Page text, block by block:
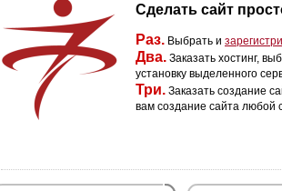
Сделать сайт
Раз. Выбрать и
Два. Заказать хостинг,
установку выделенного
Три. Заказать создание
вам создание сайта любой